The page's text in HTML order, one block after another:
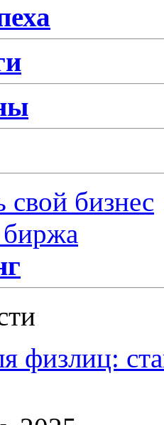
свой бизнес
физлиц: